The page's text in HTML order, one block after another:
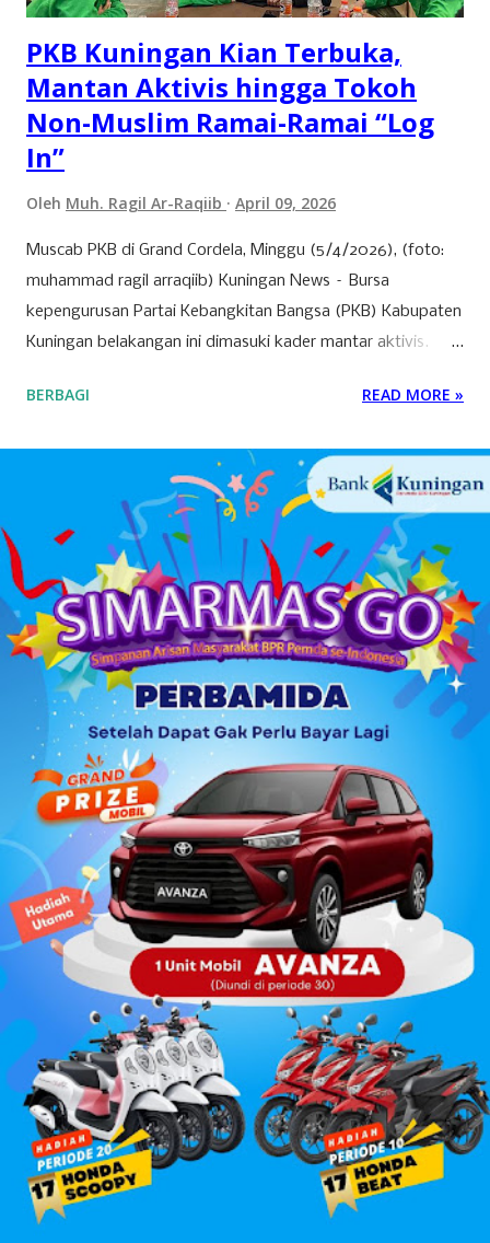
PKB Kuningan Kian Terbuka,
Mantan Aktivis hingga Tokoh
Non-Muslim Ramai-Ramai “Log
In”
Oleh Muh. Ragil Ar-Raqiib April 09, 2026
Muscab PKB di Grand Cordela, Minggu (5/4/2026), (foto:
muhammad ragil arraqiib) Kuningan News – Bursa
kepengurusan Partai Kebangkitan Bangsa (PKB) Kabupaten
Kuningan belakangan ini dimasuki kader mantar aktivis.
semakin menunjukkan wajah barunya sebagai partai yang
muda dari berbagai latar belakang mulai menyatakan
ketertarikannya untuk bergabung atau "log in" ke partai
tersebut. Drs. H. Ujang Kosasih, Ketua PKB Kuningan,
menyebut PKB saat ini adalah wadah bagi seluruh warga
negara tanpa melihat latar belakang organisasi maupun
agama. Fenomena menarik perhatian adalah bergabungnya
sejumlah nama besar dari kalangan aktivis muda, seperti
Sadam Husain. Ada anak muda dari kalangan
Muhammadiyah, NU, hingga mantan aktivis dari organisasi
mahasiswa seperti, PMII dan GMNI yang ikut merapat.
“Alhamdulillah di Muscab kali ini dalam rangka menyusun
struktur DPC ke depan 202...
BERBAGI READ MORE »